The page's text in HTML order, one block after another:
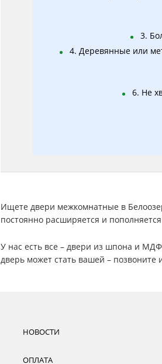
3.
4. Деревянные или
6. Не
Ищете двери межкомнатные в
постоянно расширяется и
У нас есть все – двери из шпона и
дверь может стать вашей – позвоните
НОВОСТИ
ОПЛАТА